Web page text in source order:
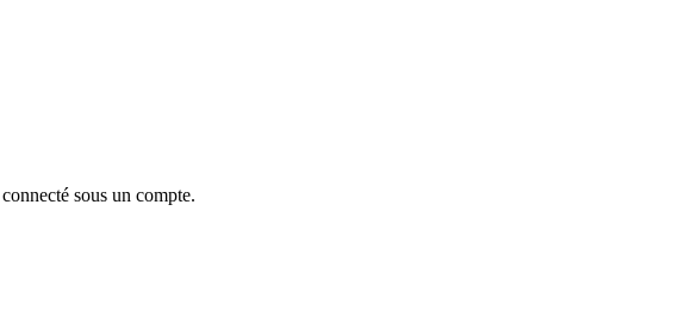
sous un compte.